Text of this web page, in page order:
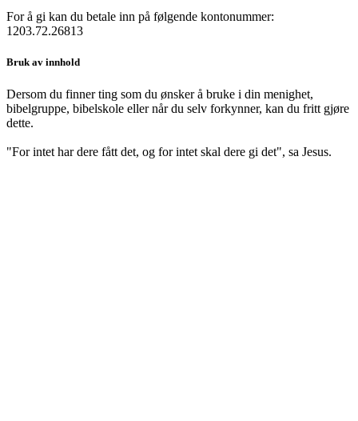
For å gi kan du betale inn på følgende kontonummer:
1203.72.26813
Bruk av innhold
Dersom du finner ting som du ønsker å bruke i din menighet,
bibelgruppe, bibelskole eller når du selv forkynner, kan du fritt gjøre
dette.
"For intet har dere fått det, og for intet skal dere gi det", sa Jesus.